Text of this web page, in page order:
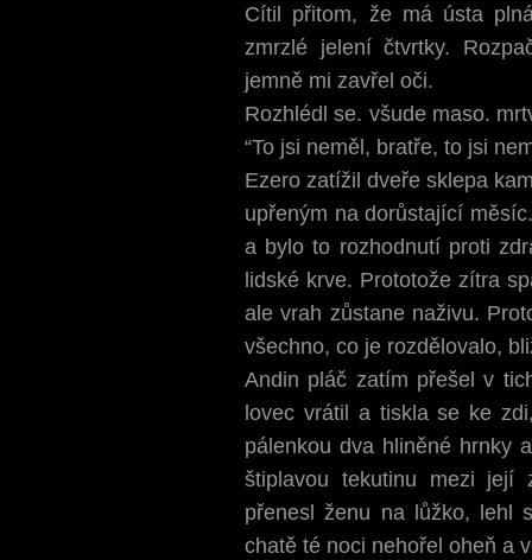
Cítil přitom, že má ústa
zmrzlé jelení čtvrtky.
jemně mi zavřel oči.
Rozhlédl se. všude maso.
“To jsi neměl, bratře, to jsi
Ezero zatížil dveře sklepa
upřeným na dorůstající
a bylo to rozhodnutí proti
lidské krve. Prototože zítra
ale vrah zůstane naživu.
všechno, co je rozdělovalo,
Andin pláč zatím přešel v
lovec vrátil a tiskla se ke
pálenkou dva hliněné hrnky
štiplavou tekutinu mezi její
přenesl ženu na lůžko,
chatě té noci nehořel oheň a